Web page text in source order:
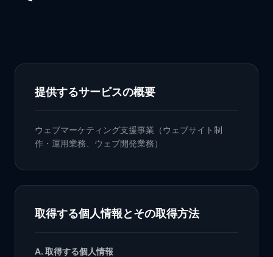
提供するサービスの概要
ウェブマーケティング支援事業（ウェブサイト制
作・運用業務、ウェブ開発業務）
取得する個人情報とその取得方法
A. 取得する個人情報